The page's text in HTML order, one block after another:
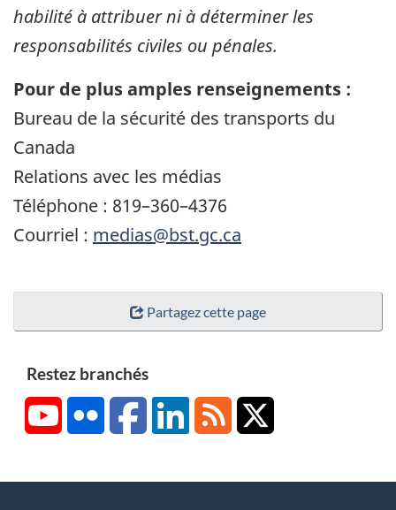
habilité à attribuer ni à déterminer les
responsabilités civiles ou pénales.
Pour de plus amples renseignements :
Bureau de la sécurité des transports du
Canada
Relations avec les médias
Téléphone : 819–360–4376
Courriel : medias@bst.gc.ca
Partagez cette page
Restez branchés
YouTubeFlickr FacebookLinkedInRSS